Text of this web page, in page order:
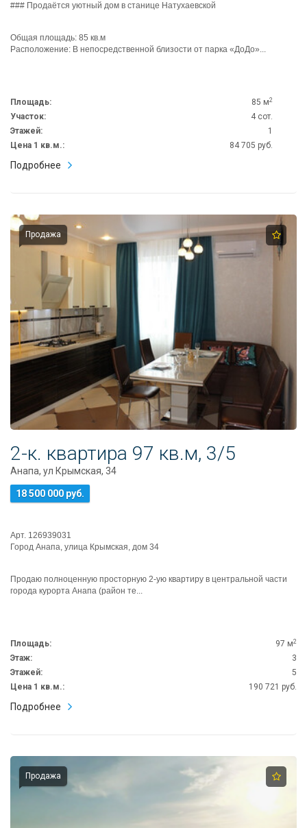
### Продаётся уютный дом в станице Натухаевской
Общая площадь: 85 кв.м
Расположение: В непосредственной близости от парка «ДоДо»...
Площадь: 85 м2
Участок:
4 сот.
Этажей:
1
Цена 1 кв.м.:
84 705 руб.
Подробнее
Продажа
2-к. квартира 97 кв.м, 3/5
Анапа, ул Крымская, 34
18 500 000 руб.
Арт. 126939031
Город Анапа, улица Крымская, дом 34
Продаю полноценную просторную 2-ую квартиру в центральной части
города курорта Анапа (район те...
Площадь: 97 м2
Этаж:
3
Этажей:
5
Цена 1 кв.м.:
190 721 руб.
Подробнее
Продажа